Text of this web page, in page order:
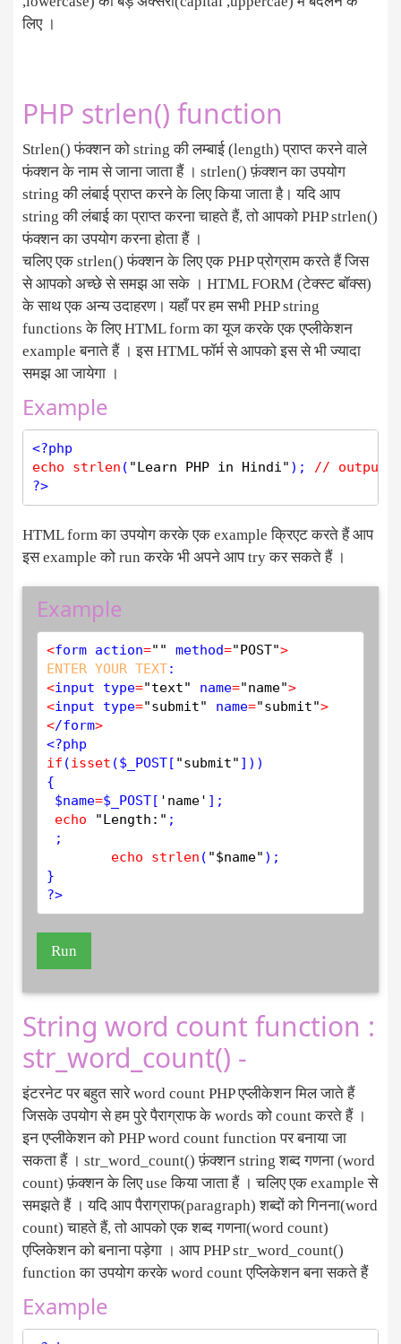
लिए ।
PHP strlen() function
Strlen() फंक्शन को string की लम्बाई (length) प्राप्त करने वाले
फंक्शन के नाम से जाना जाता हैं । strlen() फ़ंक्शन का उपयोग
string की लंबाई प्राप्त करने के लिए किया जाता है। यदि आप
string की लंबाई का प्राप्त करना चाहते हैं, तो आपको PHP strlen()
फंक्शन का उपयोग करना होता हैं ।
चलिए एक strlen() फंक्शन के लिए एक PHP प्रोग्राम करते हैं जिस
से आपको अच्छे से समझ आ सके । HTML FORM (टेक्स्ट बॉक्स)
के साथ एक अन्य उदाहरण। यहाँ पर हम सभी PHP string
functions के लिए HTML form का यूज करके एक एप्लीकेशन
example बनाते हैं । इस HTML फॉर्म से आपको इस से भी ज्यादा
समझ आ जायेगा ।
Example
<?php
echo
strlen ( "Learn PHP in Hindi" ); // outputs
?>
HTML form का उपयोग करके एक example क्रिएट करते हैं आप
इस example को run करके भी अपने आप try कर सकते हैं ।
Example
<form action="" method="POST">
ENTER YOUR TEXT
<input type="text" name="name">
<input type="submit" name="submit">
</form>
<?php
if (isset ($ _POST[ "submit" ]))
{
$name=$ _POST[ 'name' ];
echo
"Length:" ;
;
echo
strlen ( "$name" );
?>
Run
String word count function :
str_word_count() -
इंटरनेट पर बहुत सारे word count PHP एप्लीकेशन मिल जाते हैं
जिसके उपयोग से हम पुरे पैराग्राफ के words को count करते हैं ।
इन एप्लीकेशन को PHP word count function पर बनाया जा
सकता हैं । str_word_count() फ़ंक्शन string शब्द गणना (word
count) फ़ंक्शन के लिए use किया जाता हैं । चलिए एक example से
समझते हैं । यदि आप पैराग्राफ(paragraph) शब्दों को गिनना(word
count) चाहते हैं, तो आपको एक शब्द गणना(word count)
एप्लिकेशन को बनाना पड़ेगा । आप PHP str_word_count()
function का उपयोग करके word count एप्लिकेशन बना सकते हैं
Example